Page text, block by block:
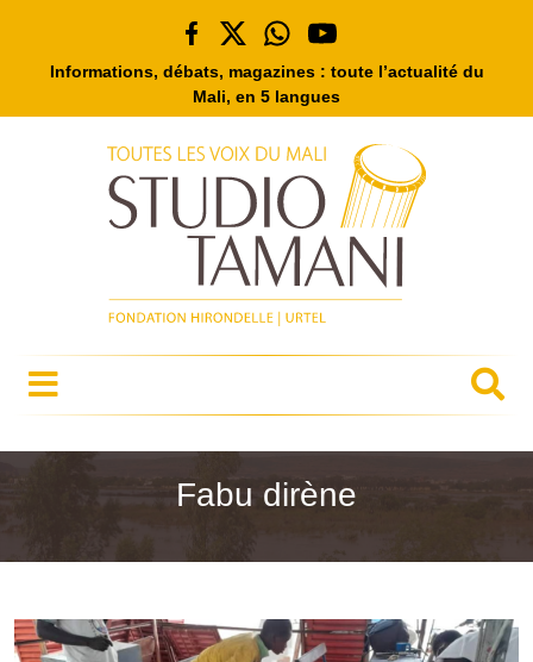
Informations, débats, magazines : toute l’actualité du
Mali, en 5 langues
Fabu dirène